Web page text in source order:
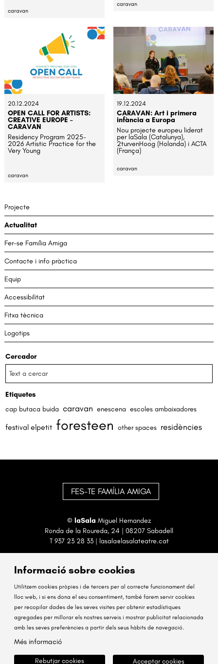
caravan
caravan
20.12.2024
OPEN CALL FOR ARTISTS:
CREATIVE EUROPE –
CARAVAN
Residency Program 2025-
2026 Artistic Practice for the
Very Young
caravan
19.12.2024
CARAVAN: Art i primera
infància a Europa
Nou projecte europeu liderat
per laSala (Catalunya),
2turvenHoog (Holanda) i ACTA
(França)
caravan
Projecte
Actualitat
Fer-se Família Amiga
Contacte i info pràctica
Equip
Accessibilitat
Fitxa tècnica
Logotips
Cercador
Etiquetes
cap butaca buida caravan enescena escoles ambaixadores
festival elpetit foresteen other spaces residències
FES-TE FAMÍLIA AMIGA
© laSala Miguel Hernandez
Ronda de la Roureda, 24 | 08207 Sabadell
T 937 23 28 33| lasala@lasalateatre.cat
Sitemap Avís Legal Ús de Cookies Contactar
Link a instagram
Link a facebook
Informació sobre cookies
Utilitzem cookies pròpies i de tercers per al correcte funcionament del
lloc web, i si ens dona el seu consentiment, també farem servir cookies
per recopilar dades de les seves visites per obtenir estadístiques
agregades per millorar els nostres serveis i mostrar publicitat relacionada
amb les seves preferències a partir dels seus hàbits de navegació.
Més informació
Acceptar cookies
Rebutjar cookies